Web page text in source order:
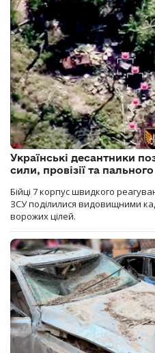
Українські десантники
сили, провізії та пального
Бійці 7 корпус швидкого
ЗСУ поділилися видовищними
ворожих цілей.